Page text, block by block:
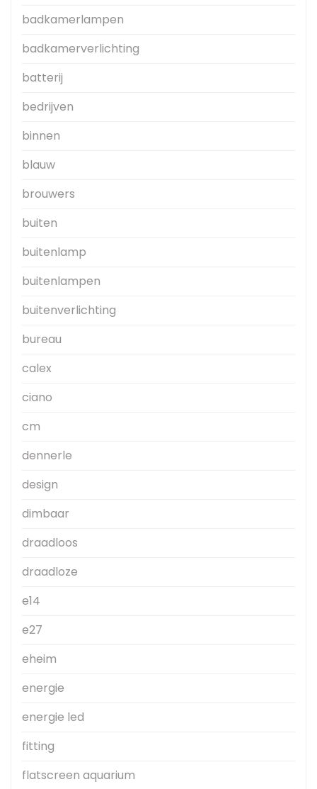
badkamerlampen
badkamerverlichting
batterij
bedrijven
binnen
blauw
brouwers
buiten
buitenlamp
buitenlampen
buitenverlichting
bureau
calex
ciano
cm
dennerle
design
dimbaar
draadloos
draadloze
e14
e27
eheim
energie
energie led
fitting
flatscreen aquarium